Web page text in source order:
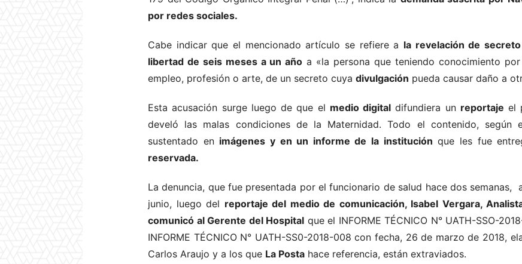
por redes sociales.
Cabe indicar que el mencionado artículo se refiere a la revelación de
libertad de seis meses a un año a «la persona que teniendo conocimiento
empleo, profesión o arte, de un secreto cuya divulgación pueda causar daño a
Esta acusación surge luego de que el medio digital difundiera un reportaje el
develó las malas condiciones de la Maternidad. Todo el contenido, según
sustentado en imágenes y en un informe de la institución que les fue
reservada.
La denuncia, que fue presentada por el funcionario de salud hace dos semanas,
junio, luego del reportaje del medio de comunicación, Isabel Vergara,
comunicó al Gerente del Hospital que el INFORME TÉCNICO N° UATH-SSO-
INFORME TÉCNICO N° UATH-SS0-2018-008 con fecha, 26 de marzo de 2018,
Carlos Araujo y a los que La Posta hace referencia, están extraviados.